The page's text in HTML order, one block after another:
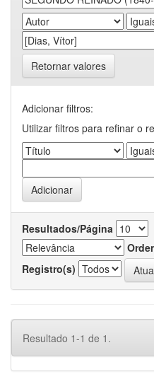
Retornar valores
Adicionar filtros:
Utilizar filtros para refinar o
Resultados/Página
Registro(s)
Resultado 1-1 de 1.